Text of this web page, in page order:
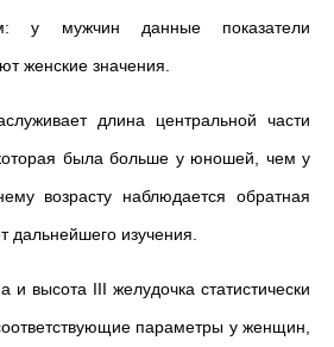
у мужчин данные показатели
женские значения.
длина центральной части
была больше у юношей, чем у
возрасту наблюдается обратная
дальнейшего изучения.
и высота III желудочка статистически
параметры у женщин,